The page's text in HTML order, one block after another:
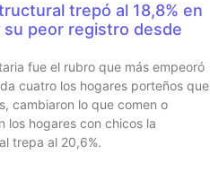
trepó al 18,8% en
su peor registro desde
fue el rubro que más empeoró
cuatro los hogares porteños que
cambiaron lo que comen o
los hogares con chicos la
trepa al 20,6%.